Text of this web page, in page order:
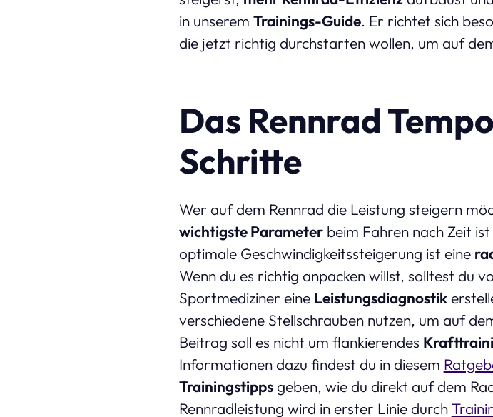
in unserem Trainings-Guide. Er richtet sich
die jetzt richtig durchstarten wollen, um auf
Das Rennrad
Schritte
Wer auf dem Rennrad die Leistung steigern
wichtigste Parameterbeim Fahren nach Zeit
optimale Geschwindigkeitssteigerung ist eine
Wenn du es richtig anpacken willst, solltest du
Sportmediziner eine Leistungsdiagnostik
verschiedene Stellschrauben nutzen, um auf
Beitrag soll es nicht um flankierendes
Informationen dazu findest du in diesem
Trainingstippsgeben, wie du direkt auf dem
Rennradleistung wird in erster Linie durch